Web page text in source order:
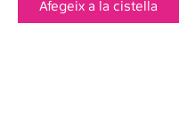
Afegeix a la cistella